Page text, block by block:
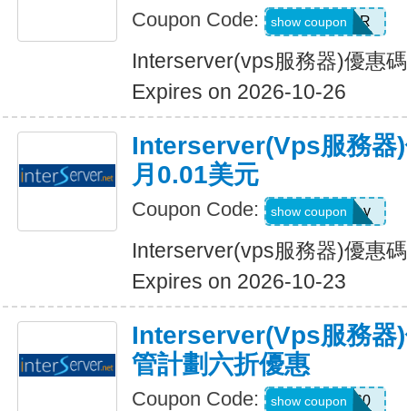
Coupon Code: OCTOBER
show coupon
Interserver(vps服務器)優惠
Expires on 2026-10-26
Interserver(vps服務器
月0.01美元
Coupon Code: MothersDay
show coupon
Interserver(vps服務器)優惠
Expires on 2026-10-23
Interserver(vps服務器
管計劃六折優惠
Coupon Code: SERVICE60
show coupon